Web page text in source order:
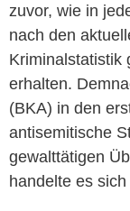
zuvor, wie in
nach den
Kriminalstatistik
erhalten.
(BKA) in den
antisemitische
gewalttätigen
handelte es